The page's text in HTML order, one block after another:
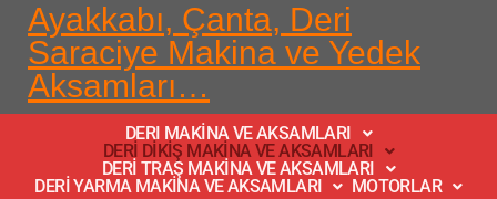
Ayakkabı, Çanta, Deri
Saraciye Makina ve Yedek
Aksamları…
DERI MAKİNA VE AKSAMLARI
DERİ DİKİŞ MAKİNA VE AKSAMLARI
DERİ TRAŞ MAKİNA VE AKSAMLARI
DERİ YARMA MAKİNA VE AKSAMLARI
MOTORLAR